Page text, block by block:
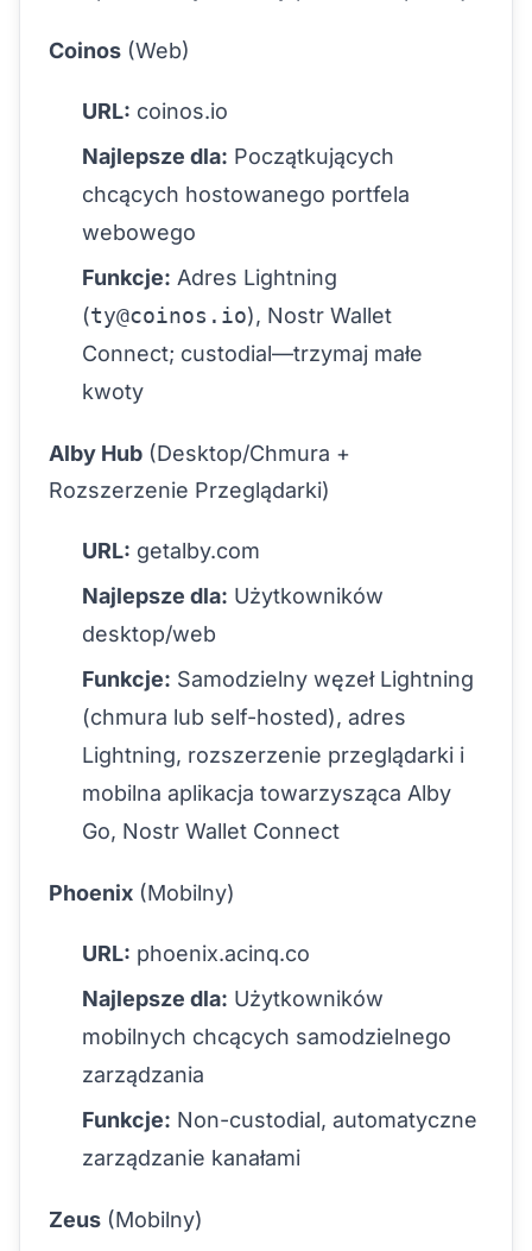
Coinos (Web)
URL: coinos.io
Najlepsze dla: Początkujących
chcących hostowanego portfela
webowego
Funkcje: Adres Lightning
(ty@coinos.io), Nostr Wallet
Connect; custodial—trzymaj małe
kwoty
Alby Hub (Desktop/Chmura +
Rozszerzenie Przeglądarki)
URL: getalby.com
Najlepsze dla: Użytkowników
desktop/web
Funkcje: Samodzielny węzeł Lightning
(chmura lub self-hosted), adres
Lightning, rozszerzenie przeglądarki i
mobilna aplikacja towarzysząca Alby
Go, Nostr Wallet Connect
Phoenix (Mobilny)
URL: phoenix.acinq.co
Najlepsze dla: Użytkowników
mobilnych chcących samodzielnego
zarządzania
Funkcje: Non-custodial, automatyczne
zarządzanie kanałami
Zeus (Mobilny)